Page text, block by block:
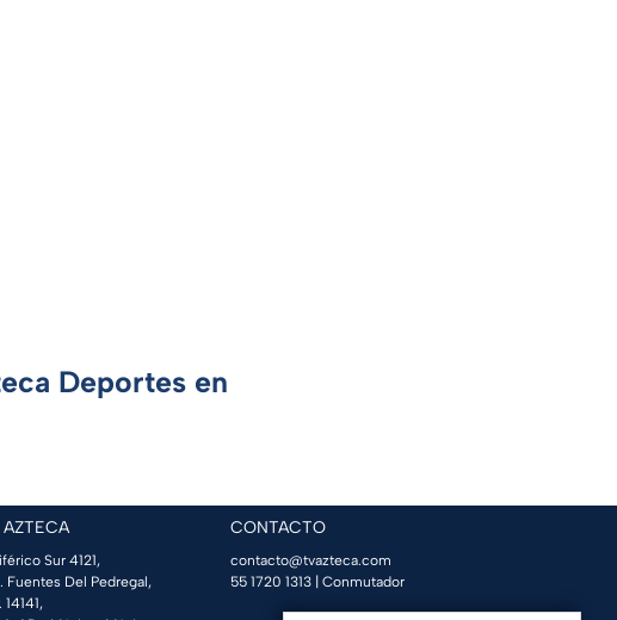
Deportes en
Sur 4121,
Fuentes Del Pedregal,
14141,
CONTACTO
contacto@tvazteca.com
55 1720 1313 | Conmutador